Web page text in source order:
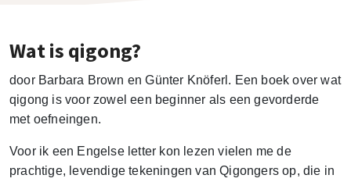
Wat is qigong?
door Barbara Brown en Günter Knöferl. Een boek over wat
qigong is voor zowel een beginner als een gevorderde
met oefneingen.
Voor ik een Engelse letter kon lezen vielen me de
prachtige, levendige tekeningen van Qigongers op, die in